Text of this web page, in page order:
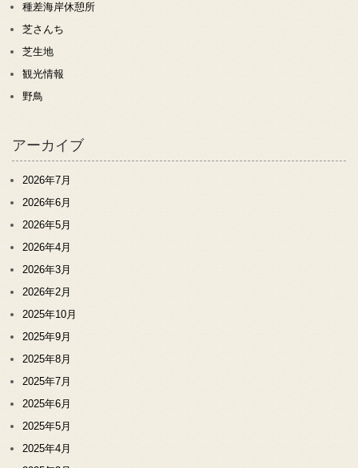
種差海岸休憩所
芝さんち
芝生地
観光情報
野鳥
アーカイブ
2026年7月
2026年6月
2026年5月
2026年4月
2026年3月
2026年2月
2025年10月
2025年9月
2025年8月
2025年7月
2025年6月
2025年5月
2025年4月